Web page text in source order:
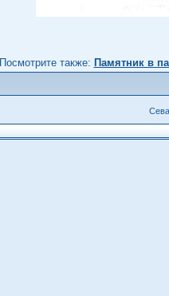
Посмотрите также: Памятник в